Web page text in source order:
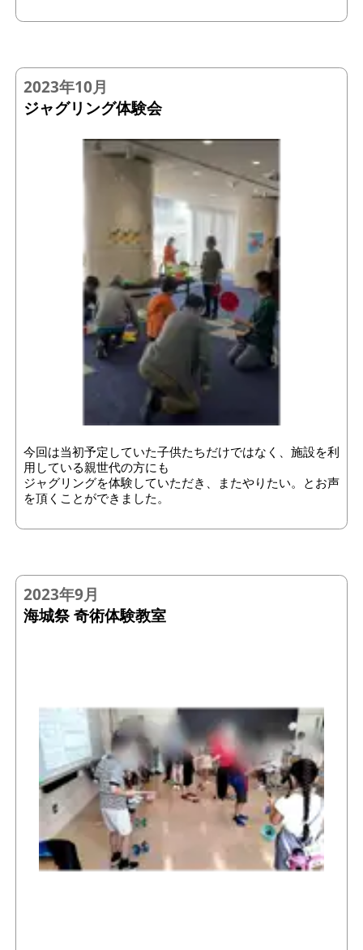
2023年10月
ジャグリング体験会
今回は当初予定していた子供たちだけではなく、施設を利
用している親世代の方にも
ジャグリングを体験していただき、またやりたい。とお声
を頂くことができました。
2023年9月
海城祭 奇術体験教室